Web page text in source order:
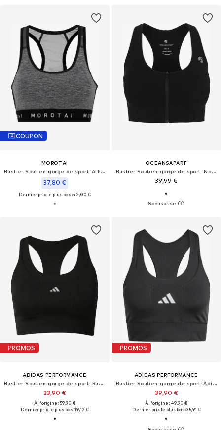
COUPON
MOROTAI
Bustier Soutien-gorge de sport 'Athletic'
37,80 €
Dernier prix le plus bas :42,00 €
OCEANSAPART
Bustier Soutien-gorge de sport 'Nami'
39,99 €
PROMOS
ADIDAS PERFORMANCE
Bustier Soutien-gorge de sport 'Run Pocket'
23,90 €
À l'origine : 59,90 €
Dernier prix le plus bas :19,12 €
PROMOS
ADIDAS PERFORMANCE
Bustier Soutien-gorge de sport 'Adi365'
39,90 €
À l'origine : 49,90 €
Dernier prix le plus bas :35,91 €